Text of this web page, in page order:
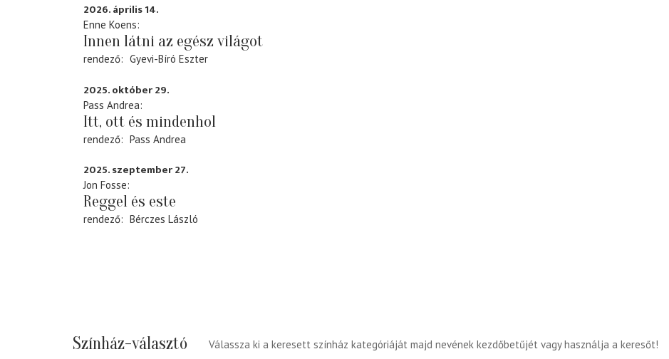
2026. április 14.
Enne Koens
Innen látni az egész világot
rendező Gyevi-Bíró Eszter
2025. október 29.
Pass Andrea
Itt, ott és mindenhol
rendező Pass Andrea
2025. szeptember 27.
Jon Fosse
Reggel és este
rendező Bérczes László
Színház-választó Válassza ki a keresett színház kategóriáját majd nevének kezdőbetűjét vagy használja a keresőt!